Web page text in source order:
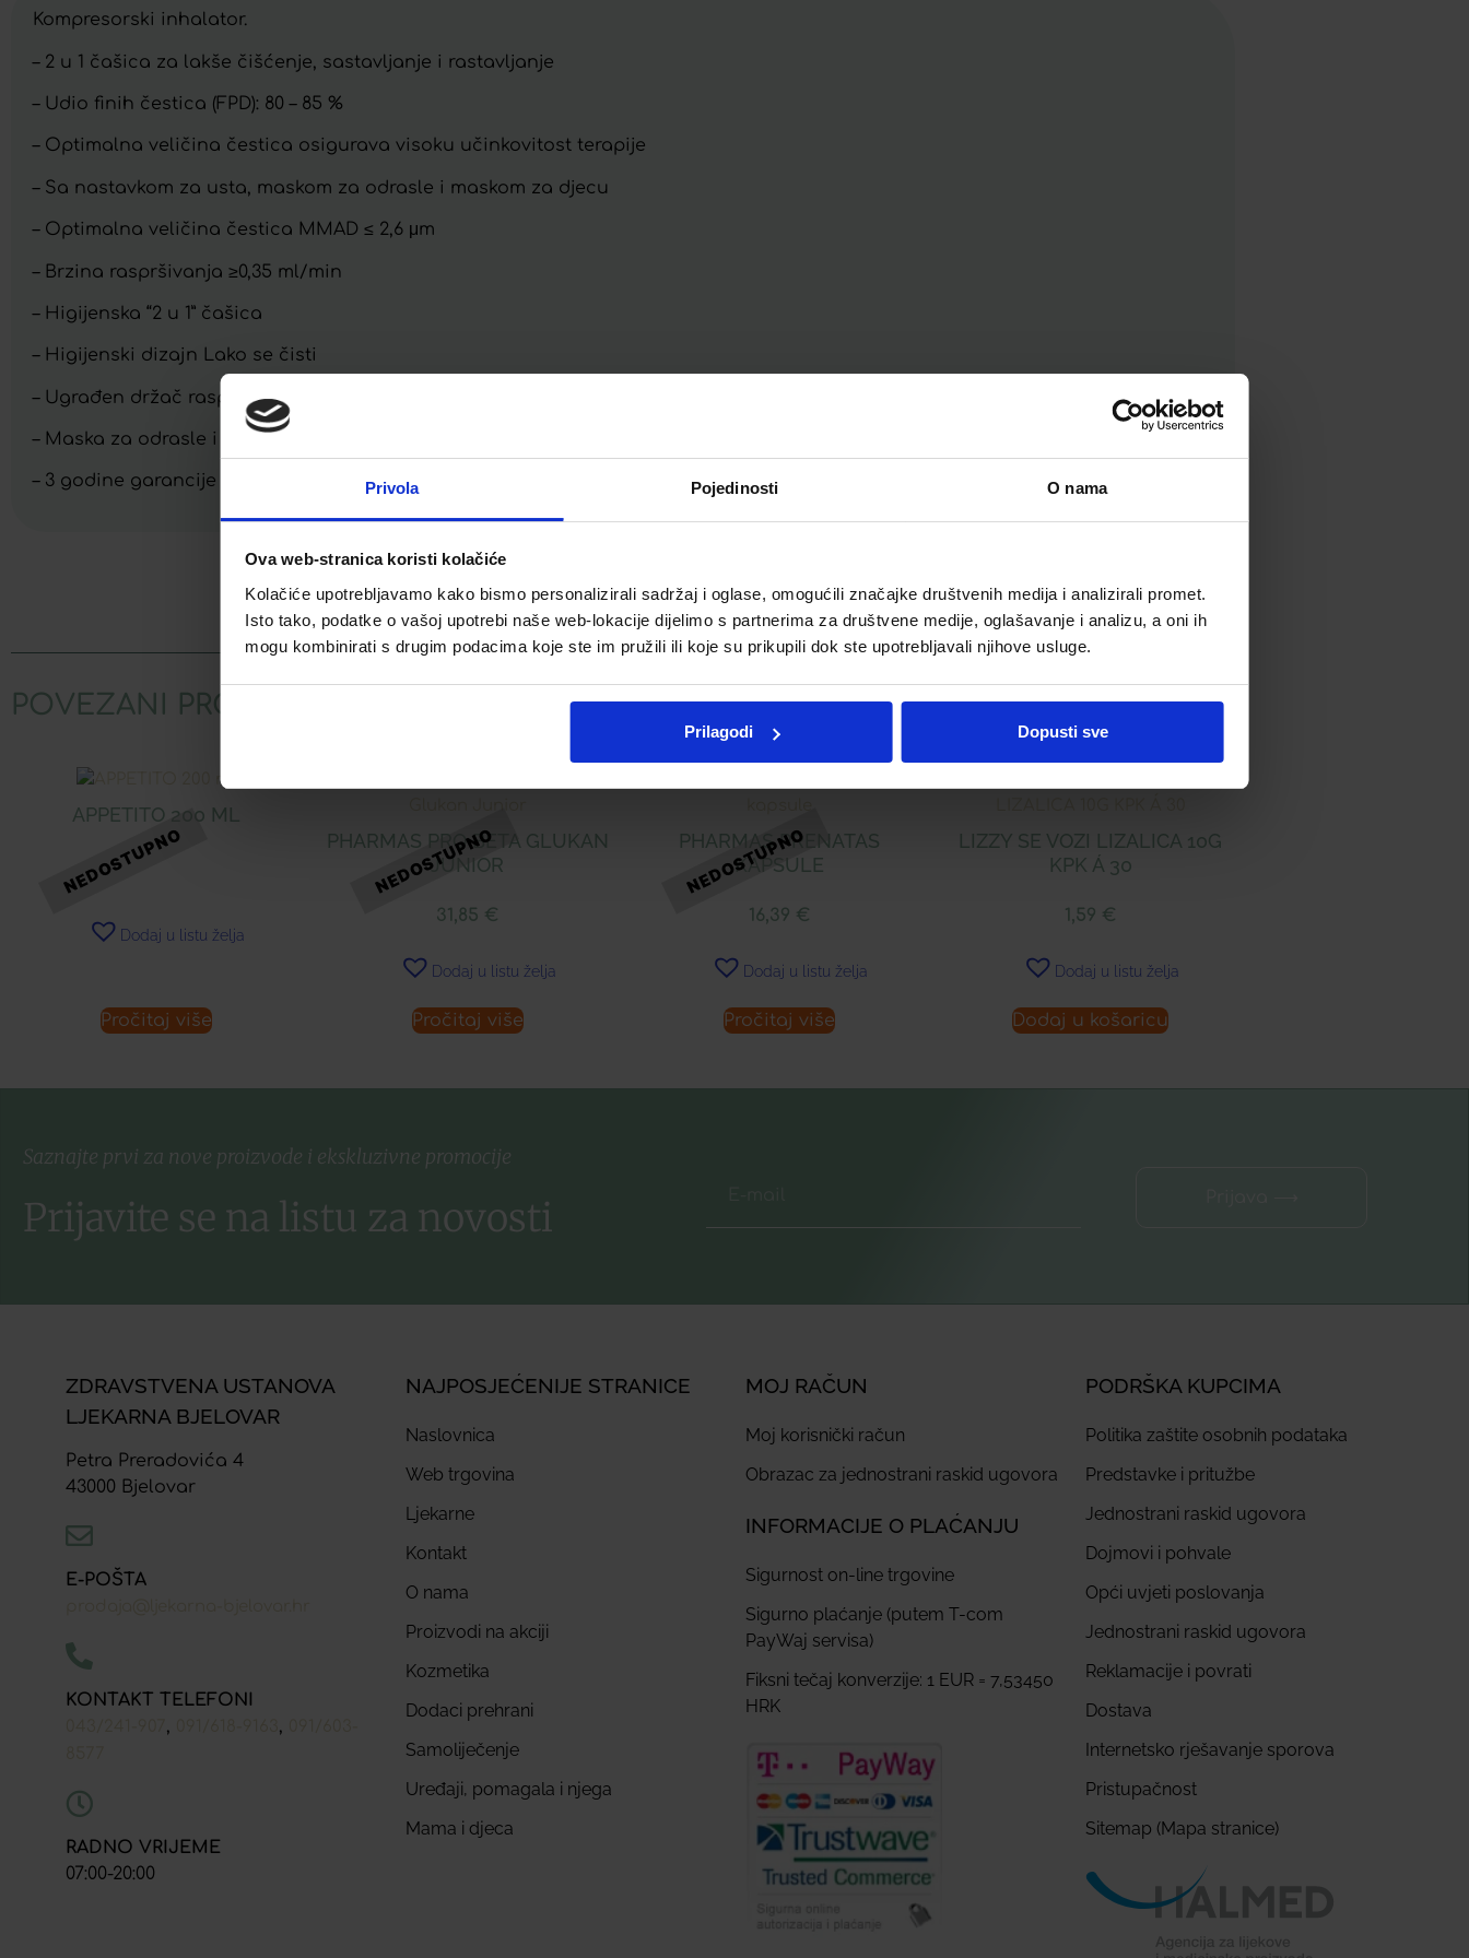
Privola Pojedinosti O nama
Ova web-stranica koristi kolačiće
Kolačiće upotrebljavamo kako bismo personalizirali sadržaj i oglase, omogućili značajke društvenih medija i analizirali promet.
Isto tako, podatke o vašoj upotrebi naše web-lokacije dijelimo s partnerima za društvene medije, oglašavanje i analizu, a oni ih
mogu kombinirati s drugim podacima koje ste im pružili ili koje su prikupili dok ste upotrebljavali njihove usluge.
Prilagodi Dopusti sve
Kompresorski inhalator.
– 2 u 1 čašica za lakše čišćenje, sastavljanje i rastavljanje
– Udio finih čestica (FPD): 80 – 85 %
– Optimalna veličina čestica osigurava visoku učinkovitost terapije
– Sa nastavkom za usta, maskom za odrasle i maskom za djecu
– Optimalna veličina čestica MMAD ≤ 2,6 μm
– Brzina raspršivanja ≥0,35 ml/min
– Higijenska “2 u 1” čašica
– Higijenski dizajn Lako se čisti
– Ugrađen držač raspršivača
– Maska za odrasle i maska za djecu
– 3 godine garancije
Facebook Telegram Twitter WhatsApp Email
POVEZANI PROIZVODI
APPETITO 200 ML
Dodaj u listu želja
Pročitaj više
PHARMAS PRO BETA GLUKAN
JUNIOR
31,85 €
Dodaj u listu želja
Pročitaj više
PHARMAS PRENATAS
KAPSULE
16,39 €
Dodaj u listu želja
Pročitaj više
LIZZY SE VOZI LIZALICA 10G
KPK Á 30
1,59 €
Dodaj u listu želja
Dodaj u košaricu
Saznajte prvi za nove proizvode i ekskluzivne promocije
Prijavite se na listu za novosti
ZDRAVSTVENA USTANOVA
LJEKARNA BJELOVAR
Petra Preradovića 4
43000 Bjelovar
E-POŠTA
KONTAKT TELEFONI
, ,
RADNO VRIJEME
07:00-20:00
NAJPOSJEĆENIJE STRANICE
Naslovnica
Web trgovina
Ljekarne
Kontakt
O nama
Proizvodi na akciji
Kozmetika
Dodaci prehrani
Samoliječenje
Uređaji, pomagala i njega
Mama i djeca
MOJ RAČUN
Moj korisnički račun
Obrazac za jednostrani raskid ugovora
INFORMACIJE O PLAĆANJU
Sigurnost on-line trgovine
Sigurno plaćanje (putem T-com
PayWaj servisa)
Fiksni tečaj konverzije: 1 EUR = 7,53450
HRK
PODRŠKA KUPCIMA
Politika zaštite osobnih podataka
Predstavke i pritužbe
Jednostrani raskid ugovora
Dojmovi i pohvale
Opći uvjeti poslovanja
Jednostrani raskid ugovora
Reklamacije i povrati
Dostava
Internetsko rješavanje sporova
Pristupačnost
Sitemap (Mapa stranice)